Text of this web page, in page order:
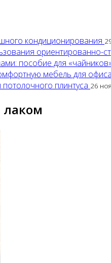
кондиционирования
ориентированно-
пособие для
мебель для офиса
плинтуса 26
лаком